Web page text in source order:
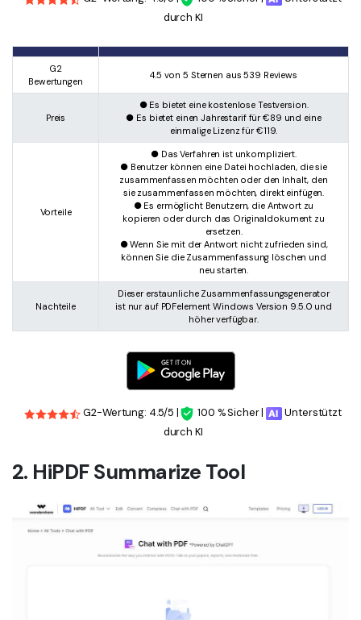
durch KI
G2
Bewertungen
4.5 von 5 Sternen aus 539 Reviews
Preis
● Es bietet eine kostenlose Testversion.
● Es bietet einen Jahrestarif für €89 und eine
einmalige Lizenz für €119.
Vorteile
● Das Verfahren ist unkompliziert.
● Benutzer können eine Datei hochladen, die sie
zusammenfassen möchten oder den Inhalt, den
sie zusammenfassen möchten, direkt einfügen.
● Es ermöglicht Benutzern, die Antwort zu
kopieren oder durch das Originaldokument zu
ersetzen.
● Wenn Sie mit der Antwort nicht zufrieden sind,
können Sie die Zusammenfassung löschen und
neu starten.
Nachteile
Dieser erstaunliche Zusammenfassungsgenerator
ist nur auf PDFelement Windows Version 9.5.0 und
höher verfügbar.
G2-Wertung: 4.5/5 | 100 % Sicher |
Unterstützt
durch KI
2. HiPDF Summarize Tool